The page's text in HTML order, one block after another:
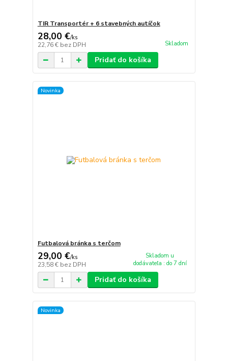
TIR Transportér + 6 stavebných autíčok
28,00 €/ks
22,76 € bez DPH Skladom
Pridať do košíka
Novinka
Futbalová bránka s terčom
29,00 €/ks
23,58 € bez DPH
Skladom u
dodávateľa : do 7 dní
Pridať do košíka
Novinka